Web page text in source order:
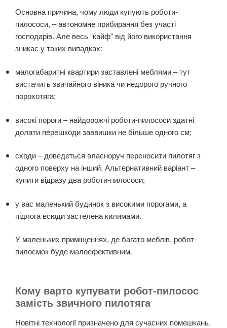
Основна причина, чому люди купують роботи-
пилососи, – автономне прибирання без участі
господарів. Але весь “кайф” від його використання
зникає у таких випадках:
малогабаритні квартири заставлені меблями – тут
вистачить звичайного віника чи недорого ручного
порохотяга;
високі пороги – найдорожчі роботи-пилососи здатні
долати перешкоди заввишки не більше одного см;
сходи – доведеться власноруч переносити пилотяг з
одного поверху на інший. Альтернативний варіант –
купити відразу два роботи-пилососи;
у вас маленький будинок з високими порогами, а
підлога всюди застелена килимами.
У маленьких приміщеннях, де багато меблів, робот-
пилосмок буде малоефективним.
Кому варто купувати робот-пилосос
замість звичного пилотяга
Новітні технології призначено для сучасних помешкань.